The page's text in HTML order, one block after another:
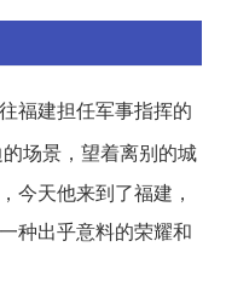
福建担任军事指挥的
场景，望着离别的城
今天他来到了福建，
种出乎意料的荣耀和